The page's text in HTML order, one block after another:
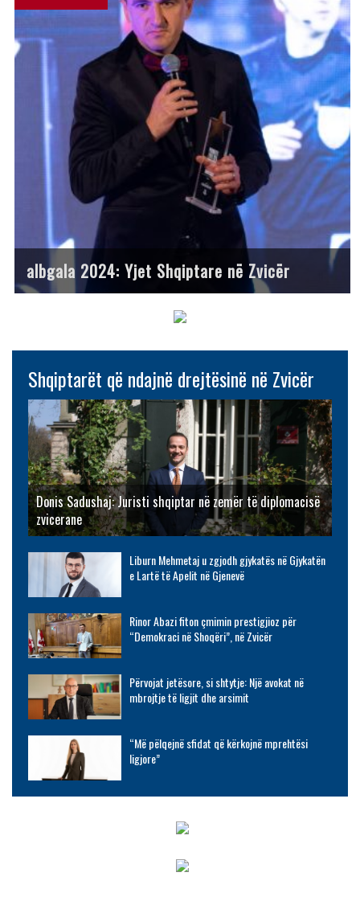
albgala 2024: Yjet Shqiptare në Zvicër
Shqiptarët që ndajnë drejtësinë në Zvicër
Donis Sadushaj: Juristi shqiptar në zemër të diplomacisë
zvicerane
Liburn Mehmetaj u zgjodh gjykatës në Gjykatën
e Lartë të Apelit në Gjenevë
Rinor Abazi fiton çmimin prestigjioz për
“Demokraci në Shoqëri”, në Zvicër
Përvojat jetësore, si shtytje: Një avokat në
mbrojtje të ligjit dhe arsimit
“Më pëlqejnë sfidat që kërkojnë mprehtësi
ligjore”